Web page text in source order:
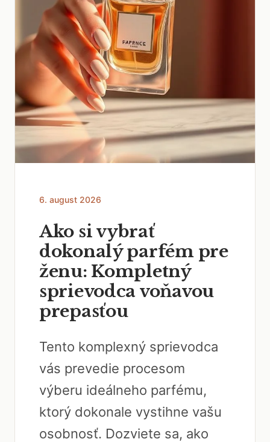
6. august 2026
Ako si vybrať
dokonalý parfém pre
ženu: Kompletný
sprievodca voňavou
prepasťou
Tento komplexný sprievodca
vás prevedie procesom
výberu ideálneho parfému,
ktorý dokonale vystihne vašu
osobnosť. Dozviete sa, ako